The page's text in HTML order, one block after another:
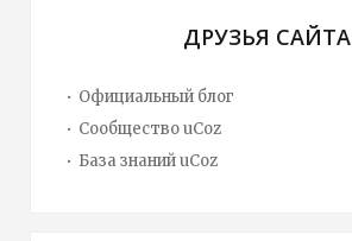
ДРУЗЬЯ САЙТА
Официальный блог
Сообщество uCoz
База знаний uCoz